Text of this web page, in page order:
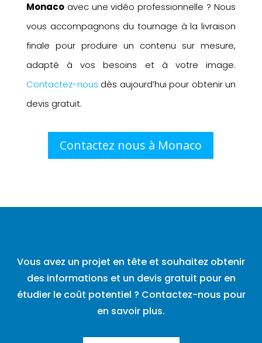
Monacoavec une vidéo professionnelle ? Nous
vous accompagnons du tournage à la livraison
finale pour produire un contenu sur mesure,
adapté à vos besoins et à votre image.
Contactez-nous dès aujourd’hui pour obtenir un
devis gratuit.
Contactez nous à Monaco
Vous avez un projet en tête et souhaitez obtenir
des informations et un devis gratuit pour en
étudier le coût potentiel ? Contactez-nous pour
en savoir plus.